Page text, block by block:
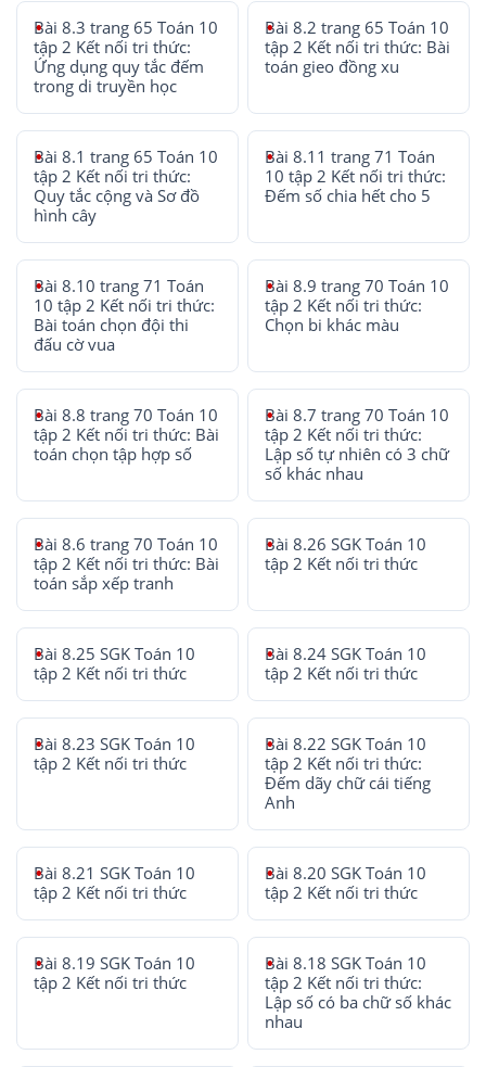
Bài 8.3 trang 65 Toán 10
tập 2 Kết nối tri thức:
Ứng dụng quy tắc đếm
trong di truyền học
Bài 8.2 trang 65 Toán 10
tập 2 Kết nối tri thức: Bài
toán gieo đồng xu
Bài 8.1 trang 65 Toán 10
tập 2 Kết nối tri thức:
Quy tắc cộng và Sơ đồ
hình cây
Bài 8.11 trang 71 Toán
10 tập 2 Kết nối tri thức:
Đếm số chia hết cho 5
Bài 8.10 trang 71 Toán
10 tập 2 Kết nối tri thức:
Bài toán chọn đội thi
đấu cờ vua
Bài 8.9 trang 70 Toán 10
tập 2 Kết nối tri thức:
Chọn bi khác màu
Bài 8.8 trang 70 Toán 10
tập 2 Kết nối tri thức: Bài
toán chọn tập hợp số
Bài 8.7 trang 70 Toán 10
tập 2 Kết nối tri thức:
Lập số tự nhiên có 3 chữ
số khác nhau
Bài 8.6 trang 70 Toán 10
tập 2 Kết nối tri thức: Bài
toán sắp xếp tranh
Bài 8.26 SGK Toán 10
tập 2 Kết nối tri thức
Bài 8.25 SGK Toán 10
tập 2 Kết nối tri thức
Bài 8.24 SGK Toán 10
tập 2 Kết nối tri thức
Bài 8.23 SGK Toán 10
tập 2 Kết nối tri thức
Bài 8.22 SGK Toán 10
tập 2 Kết nối tri thức:
Đếm dãy chữ cái tiếng
Anh
Bài 8.21 SGK Toán 10
tập 2 Kết nối tri thức
Bài 8.20 SGK Toán 10
tập 2 Kết nối tri thức
Bài 8.19 SGK Toán 10
tập 2 Kết nối tri thức
Bài 8.18 SGK Toán 10
tập 2 Kết nối tri thức:
Lập số có ba chữ số khác
nhau